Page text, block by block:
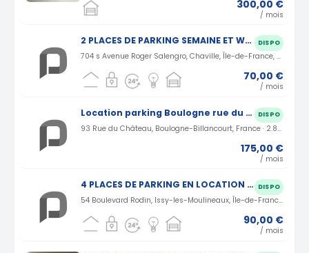
300,00 €
/ mois
2 PLACES DE PARKING SEMAINE ET WEEK-END à Chaville DISPO
704 s Avenue Roger Salengro, Chaville, Île-de-France, France · 2.27 km
70,00 €
/ mois
Location parking Boulogne rue du Château (92) DISPO
93 Rue du Château, Boulogne-Billancourt, France · 2.87 km
175,00 €
/ mois
4 PLACES DE PARKING EN LOCATION NUIT ET WEEK-END à Issy-les-Moulineaux DISPO
54 Boulevard Rodin, Issy-les-Moulineaux, Île-de-France, France · 3.16 km
90,00 €
/ mois